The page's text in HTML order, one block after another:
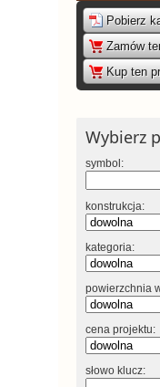
Pobierz
Zamów
Kup ten
Wybierz
symbol:
konstrukcja:
kategoria:
powierzchnia
cena projektu:
słowo klucz: